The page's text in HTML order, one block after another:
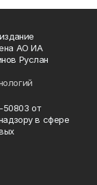
АО ИА
Руслан
от
в сфере